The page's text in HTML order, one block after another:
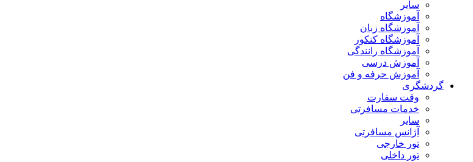
سایر
آموزشگاه
آموزشگاه زبان
آموزشگاه کنکور
آموزشگاه رانندگی
آموزش درسی
آموزش حرفه و فن
گردشگری
وقت سفارت
خدمات مسافرتی
سایر
آژانس مسافرتی
تور خارجی
تور داخلی